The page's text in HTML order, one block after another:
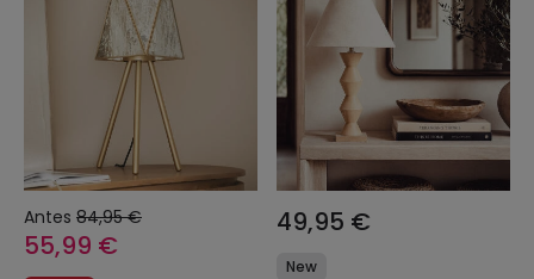
Antes 84,95 €
55,99 €
49,95 €
New